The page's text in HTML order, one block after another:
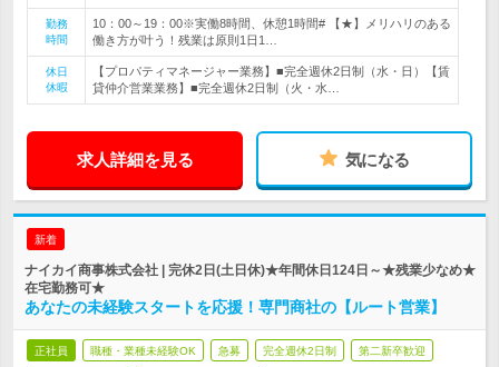
勤務
時間
10：00～19：00※実働8時間、休憩1時間# 【★】メリハリのある
働き方が叶う！残業は原則1日1…
休日
休暇
【プロパティマネージャー業務】■完全週休2日制（水・日）【賃
貸仲介営業業務】■完全週休2日制（火・水…
求人詳細を見る 気になる
新着
ナイカイ商事株式会社 | 完休2日(土日休)★年間休日124日～★残業少なめ★
在宅勤務可★
あなたの未経験スタートを応援！専門商社の【ルート営業】
正社員 職種・業種未経験OK 急募 完全週休2日制 第二新卒歓迎